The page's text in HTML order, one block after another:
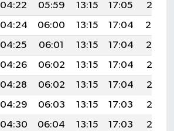
04:22 05:59 13:15 17:05
20:21
04:24 06:00 13:15 17:04
20:20
04:25 06:01 13:15 17:04
20:19
04:26 06:02 13:15 17:04
20:18
04:28 06:02 13:15 17:04
20:17
04:29 06:03 13:15 17:03
20:16
04:30 06:04 13:15 17:03
20:15